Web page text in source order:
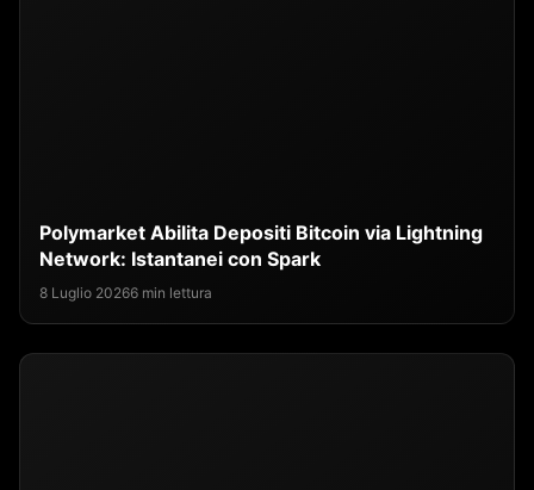
Polymarket Abilita Depositi Bitcoin via Lightning
Network: Istantanei con Spark
8 Luglio 20266 min lettura